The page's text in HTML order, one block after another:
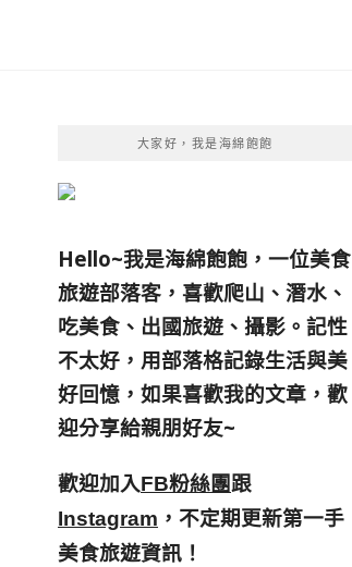
大家好，我是海綿飽飽
Hello~我是海綿飽飽，一位美食
旅遊部落客， 喜歡爬山、潛水、
吃美食、出國旅遊、攝影。 記性
不太好，用部落格記錄生活與美
好回憶， 如果喜歡我的文章，歡
迎分享給親朋好友~
歡迎加入FB粉絲團跟
Instagram ，不定期更新第一手
美食旅遊資訊！